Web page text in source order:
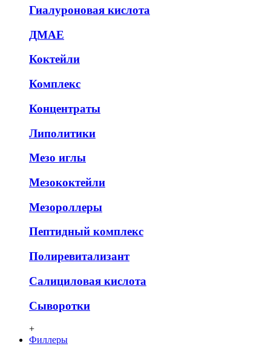
Гиалуроновая кислота
ДМАЕ
Коктейли
Комплекс
Концентраты
Липолитики
Мезо иглы
Мезококтейли
Мезороллеры
Пептидный комплекс
Полиревитализант
Салициловая кислота
Сыворотки
+
Филлеры